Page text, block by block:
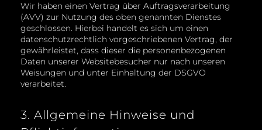
Wir haben einen Vertrag über Auftragsverarbeitung
(AVV) zur Nutzung des oben genannten Dienstes
geschlossen. Hierbei handelt es sich um einen
datenschutzrechtlich vorgeschriebenen Vertrag, der
gewährleistet, dass dieser die personenbezogenen
Daten unserer Websitebesucher nur nach unseren
Weisungen und unter Einhaltung der DSGVO
verarbeitet.
3. Allgemeine Hinweise und